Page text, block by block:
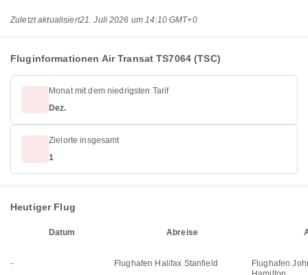
Zuletzt aktualisiert21. Juli 2026 um 14:10 GMT+0
Fluginformationen Air Transat TS7064 (TSC)
Monat mit dem niedrigsten Tarif
Dez.
Zielorte insgesamt
1
Heutiger Flug
Datum Abreise
- Flughafen Halifax Stanfield
Flughafen